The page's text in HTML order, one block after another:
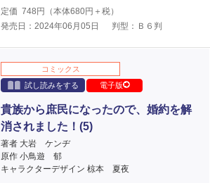
定価 748 円（本体680円＋税）
発売日：2024年06月05日
判型：Ｂ６判
コミックス
試し読みをする
電子版
貴族から庶民になったので、婚約を解
消されました！(5)
著者 大岩 ケンヂ
原作 小鳥遊 郁
キャラクターデザイン 椋本 夏夜